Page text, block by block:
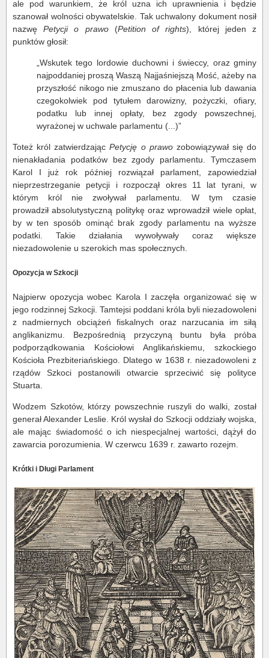
ale pod warunkiem, że król uzna ich uprawnienia i będzie
szanował wolności obywatelskie. Tak uchwalony dokument nosił
nazwęPetycji o prawo(Petition of rights), której jeden z
punktów głosił:
„Wskutek tego lordowie duchowni i świeccy, oraz gminy
najpoddaniej proszą Waszą Najjaśniejszą Mość, ażeby na
przyszłość nikogo nie zmuszano do płacenia lub dawania
czegokolwiek pod tytułem darowizny, pożyczki, ofiary,
podatku lub innej opłaty, bez zgody powszechnej,
wyrażonej w uchwale parlamentu (...)”
Toteż król zatwierdzającPetycję o prawozobowiązywał się do
nienakładania podatków bez zgody parlamentu. Tymczasem
Karol I już rok później rozwiązał parlament, zapowiedział
nieprzestrzeganie petycji i rozpoczął okres 11 lat tyrani, w
którym król nie zwoływał parlamentu. W tym czasie
prowadził absolutystyczną politykę oraz wprowadził wiele opłat,
by w ten sposób ominąć brak zgody parlamentu na wyższe
podatki. Takie działania wywoływały coraz większe
niezadowolenie u szerokich mas społecznych.
Opozycja w Szkocji
Najpierw opozycja wobec Karola I zaczęła organizować się w
jego rodzinnej Szkocji. Tamtejsi poddani króla byli niezadowoleni
z nadmiernych obciążeń fiskalnych oraz narzucania im siłą
anglikanizmu. Bezpośrednią przyczyną buntu była próba
podporządkowania Kościołowi Anglikańskiemu, szkockiego
Kościoła Prezbiteriańskiego. Dlatego w 1638 r. niezadowoleni z
rządów Szkoci postanowili otwarcie sprzeciwić się polityce
Stuarta.
Wodzem Szkotów, którzy powszechnie ruszyli do walki, został
generał Alexander Leslie. Król wysłał do Szkocji oddziały wojska,
ale mając świadomość o ich niespecjalnej wartości, dążył do
zawarcia porozumienia. W czerwcu 1639 r. zawarto rozejm.
Krótki i Długi Parlament